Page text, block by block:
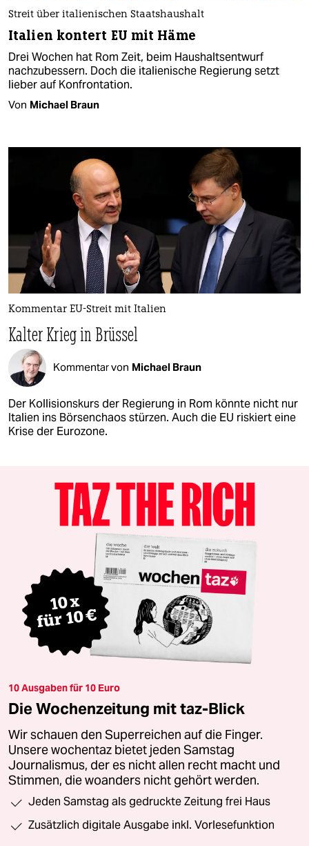
Streit über italienischen Staatshaushalt
Italien kontert EU mit Häme
Drei Wochen hat Rom Zeit, beim Haushaltsentwurf
nachzubessern. Doch die italienische Regierung setzt
lieber auf Konfrontation.
Von Michael Braun
Kommentar EU-Streit mit Italien
Kalter Krieg in Brüssel
Kommentar von Michael Braun
Der Kollisionskurs der Regierung in Rom könnte nicht nur
Italien ins Börsenchaos stürzen. Auch die EU riskiert eine
Krise der Eurozone.
10 Ausgaben für 10 Euro
Die Wochenzeitung mit taz-Blick
Wir schauen den Superreichen auf die Finger.
Unsere wochentaz bietet jeden Samstag
Journalismus, der es nicht allen recht macht und
Stimmen, die woanders nicht gehört werden.
Jeden Samstag als gedruckte Zeitung frei Haus
Zusätzlich digitale Ausgabe inkl. Vorlesefunktion